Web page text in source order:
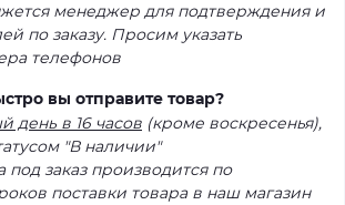
менеджер для подтверждения и
по заказу. Просим указать
телефонов
вы отправите товар?
день в 16 часов (кроме воскресенья),
"В наличии"
под заказ производится по
поставки товара в наш магазин